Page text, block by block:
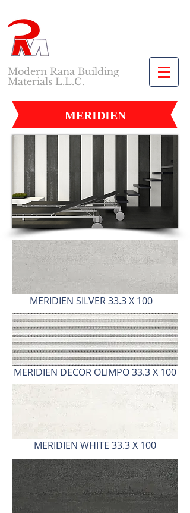
Modern Rana Building
Materials L.L.C.
MERIDIEN
MERIDIEN SILVER 33.3 X 100
MERIDIEN DECOR OLIMPO 33.3 X 100
MERIDIEN WHITE 33.3 X 100